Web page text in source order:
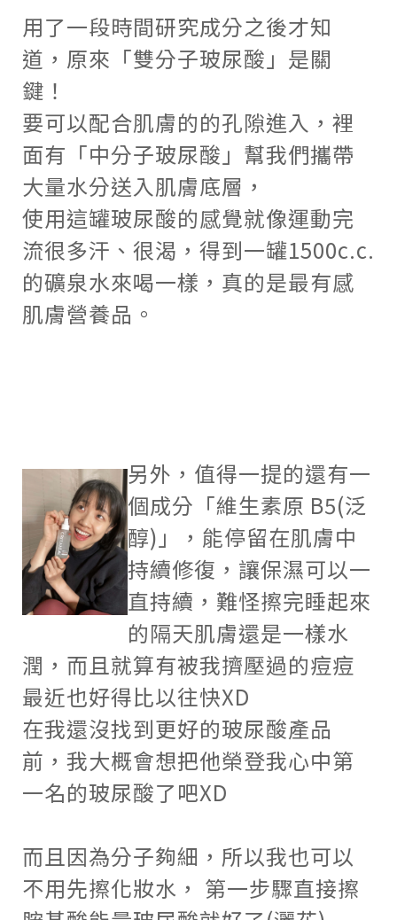
用了一段時間研究成分之後才知
道，原來「雙分子玻尿酸」是關
鍵！
要可以配合肌膚的的孔隙進入，裡
面有「中分子玻尿酸」幫我們攜帶
大量水分送入肌膚底層，
使用這罐玻尿酸的感覺就像運動完
流很多汗、很渴，得到一罐1500c.c.
的礦泉水來喝一樣，真的是最有感
肌膚營養品。
另外，值得一提的還有一
個成分「維生素原 B5(泛
醇) 」，能停留在肌膚中
持續修復，讓保濕可以一
直持續，難怪擦完睡起來
的隔天肌膚還是一樣水
潤，而且就算有被我擠壓過的痘痘
最近也好得比以往快XD
在我還沒找到更好的玻尿酸產品
前，我大概會想把他榮登我心中第
一名的玻尿酸了吧XD
而且因為分子夠細，所以我也可以
不用先擦化妝水， 第一步驟直接擦